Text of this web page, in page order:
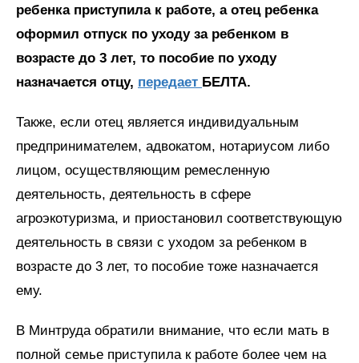
ребенка приступила к работе, а отец ребенка
оформил отпуск по уходу за ребенком в
возрасте до 3 лет, то пособие по уходу
назначается отцу, передает БЕЛТА.
Также, если отец является индивидуальным
предпринимателем, адвокатом, нотариусом либо
лицом, осуществляющим ремесленную
деятельность, деятельность в сфере
агроэкотуризма, и приостановил соответствующую
деятельность в связи с уходом за ребенком в
возрасте до 3 лет, то пособие тоже назначается
ему.
В Минтруда обратили внимание, что если мать в
полной семье приступила к работе более чем на